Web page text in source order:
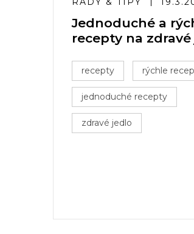
Jednoduché a
recepty na
recepty rýchle
jednoduché recepty
zdravé jedlo